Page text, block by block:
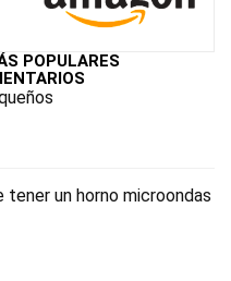
POPULARES
tener un horno microondas